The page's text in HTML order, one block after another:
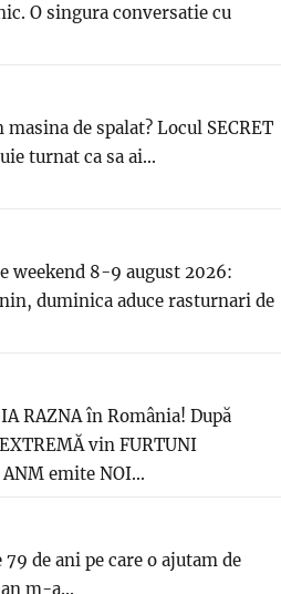
O singura conversatie cu
masina de spalat? Locul SECRET
turnat ca sa ai...
weekend 8-9 august 2026:
duminica aduce rasturnari de
RAZNA în România! După
vin FURTUNI
emite NOI...
79 de ani pe care o ajutam de
m-a...